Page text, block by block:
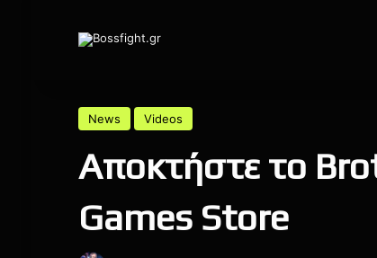
News Videos
Αποκτήστε το
Games Store